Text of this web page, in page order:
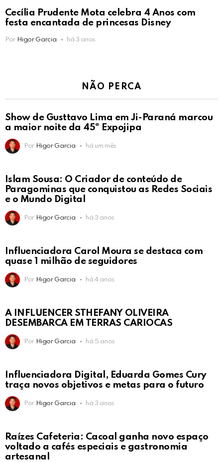
Cecília Prudente Mota celebra 4 Anos com
festa encantada de princesas Disney
Por Higor Garcia há 3 anos
NÃO PERCA
Show de Gusttavo Lima em Ji-Paraná marcou
a maior noite da 45ª Expojipa
Por Higor Garcia há um mês
Islam Sousa: O Criador de conteúdo de
Paragominas que conquistou as Redes Sociais
e o Mundo Digital
Por Higor Garcia há 3 anos
Influenciadora Carol Moura se destaca com
quase 1 milhão de seguidores
Por Higor Garcia há 4 anos
A INFLUENCER STHEFANY OLIVEIRA
DESEMBARCA EM TERRAS CARIOCAS
Por Higor Garcia há 5 anos
Influenciadora Digital, Eduarda Gomes Cury
traça novos objetivos e metas para o futuro
Por Higor Garcia há 3 anos
Raízes Cafeteria: Cacoal ganha novo espaço
voltado a cafés especiais e gastronomia
artesanal